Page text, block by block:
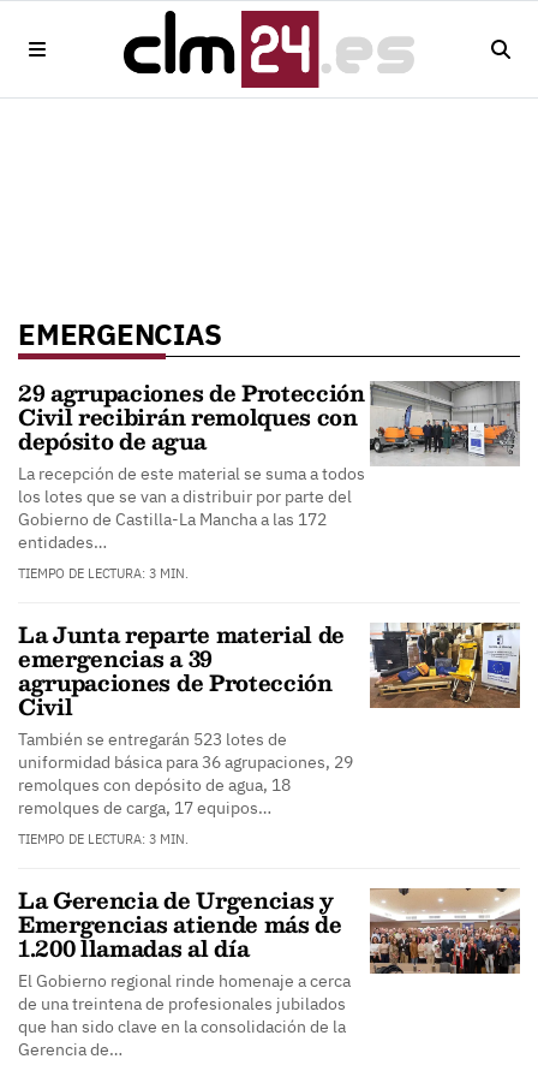
EMERGENCIAS
29 agrupaciones de Protección
Civil recibirán remolques con
depósito de agua
La recepción de este material se suma a todos
los lotes que se van a distribuir por parte del
Gobierno de Castilla-La Mancha a las 172
entidades…
TIEMPO DE LECTURA: 3 MIN.
La Junta reparte material de
emergencias a 39
agrupaciones de Protección
Civil
También se entregarán 523 lotes de
uniformidad básica para 36 agrupaciones, 29
remolques con depósito de agua, 18
remolques de carga, 17 equipos…
TIEMPO DE LECTURA: 3 MIN.
La Gerencia de Urgencias y
Emergencias atiende más de
1.200 llamadas al día
El Gobierno regional rinde homenaje a cerca
de una treintena de profesionales jubilados
que han sido clave en la consolidación de la
Gerencia de…